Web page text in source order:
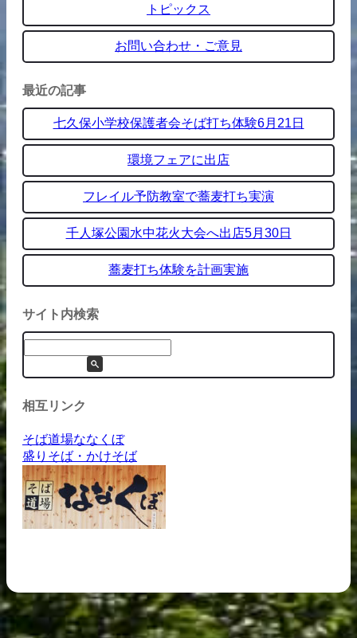
トピックス
お問い合わせ・ご意見
最近の記事
七久保小学校保護者会そば打ち体験6月21日
環境フェアに出店
フレイル予防教室で蕎麦打ち実演
千人塚公園水中花火大会へ出店5月30日
蕎麦打ち体験を計画実施
サイト内検索
相互リンク
そば道場ななくぼ
盛りそば・かけそば